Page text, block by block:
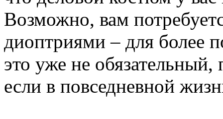
Возможно, вам
диоптриями – для более
это уже не
если в повседневной